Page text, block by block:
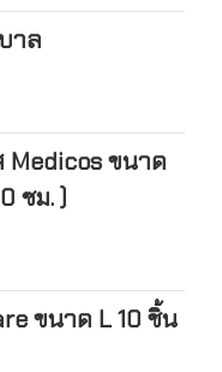
าล
Medicos ขนาด
ซม. )
ขนาด L 10 ชิ้น